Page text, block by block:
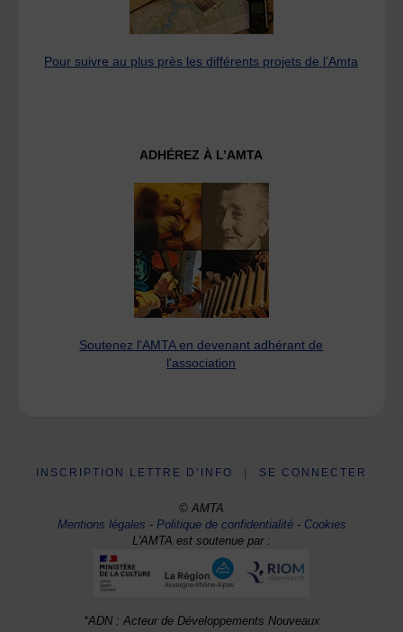
Pour suivre au plus près les différents projets de l’Amta
ADHÉREZ À L’AMTA
Soutenez l'AMTA en devenant adhérant de
l'association
INSCRIPTION LETTRE D’INFO SE CONNECTER
© AMTA
Mentions légales -Politique de confidentialité- Cookies
L'AMTA est soutenue par :
*ADN : Acteur de Développements Nouveaux